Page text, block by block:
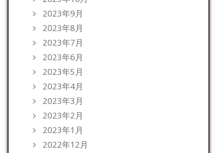
2023年9月
2023年8月
2023年7月
2023年6月
2023年5月
2023年4月
2023年3月
2023年2月
2023年1月
2022年12月